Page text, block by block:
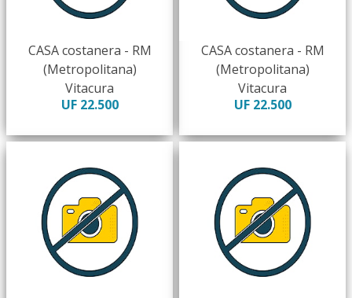
CASA costanera - RM
(Metropolitana)
Vitacura
UF 22.500
CASA costanera - RM
(Metropolitana)
Vitacura
UF 22.500